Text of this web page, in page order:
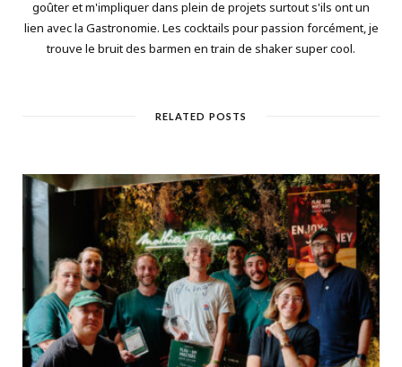
goûter et m'impliquer dans plein de projets surtout s'ils ont un
lien avec la Gastronomie. Les cocktails pour passion forcément, je
trouve le bruit des barmen en train de shaker super cool.
RELATED POSTS